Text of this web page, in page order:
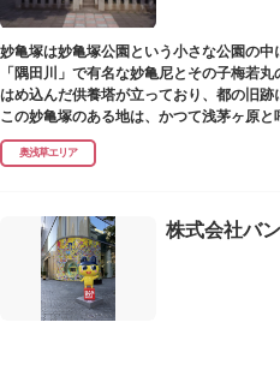
妙亀塚は妙亀塚公園という小さな公園の
「隅田川」で有名な妙亀尼とその子梅若
はめ込んだ供養塔が立っており、都の旧跡
この妙亀塚のある地は、かつて浅茅ヶ原
が通じていました。妙亀塚は「梅若伝説」
説」とは平安時代、吉田少将惟房の子・梅
らわれ、都から奥州へつれて行かれる途
田川岸で里人から梅若の死を知らされ、
だ、という説話です。謡曲『隅田川』は
塚の上には板碑が祀られています。この
二日孝子敬白」と刻まれており、区内で
碑との関係は、明らかではありません。
奥浅草エリア
株式会社バ